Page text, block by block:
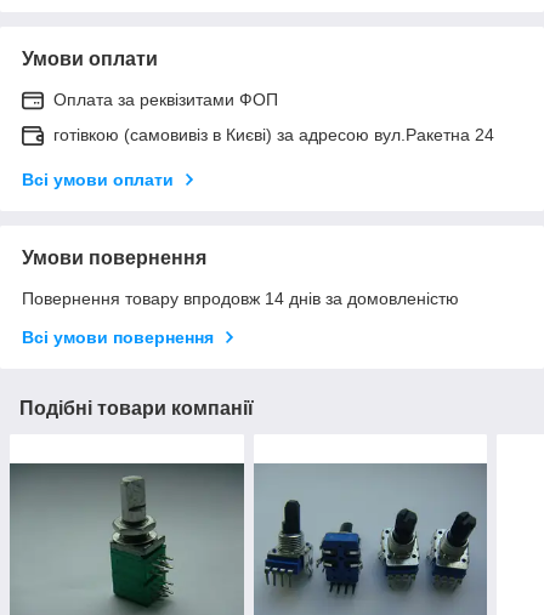
Умови оплати
Оплата за реквізитами ФОП
готівкою (самовивіз в Києві) за адресою вул.Ракетна 24
Всі умови оплати
Умови повернення
Повернення товару впродовж 14 днів за домовленістю
Всі умови повернення
Подібні товари компанії